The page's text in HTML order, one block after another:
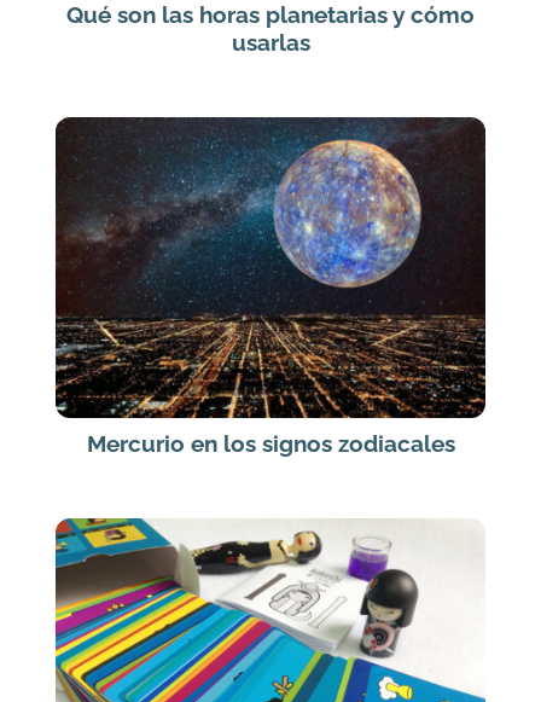
Qué son las horas planetarias y cómo
usarlas
Mercurio en los signos zodiacales